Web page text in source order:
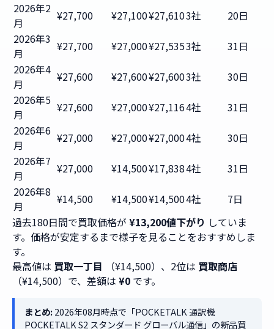
2026年2
月
¥27,700 ¥27,100¥27,6103社
20日
2026年3
月
¥27,700 ¥27,000¥27,5353社
31日
2026年4
月
¥27,600 ¥27,600¥27,6003社
30日
2026年5
月
¥27,600 ¥27,000¥27,1164社
31日
2026年6
月
¥27,000 ¥27,000¥27,0004社
30日
2026年7
月
¥27,000 ¥14,500¥17,8384社
31日
2026年8
月
¥14,500 ¥14,500¥14,5004社
7日
過去180日間で買取価格が ¥13,200値下がり していま
す。価格が安定するまで様子を見ることをおすすめしま
す。
最高値は 買取一丁目 （¥14,500）、2位は 買取商店
（¥14,500）で、差額は ¥0 です。
まとめ:2026年08月時点で「POCKETALK 通訳機
POCKETALK S2 スタンダード グローバル通信」の新品買